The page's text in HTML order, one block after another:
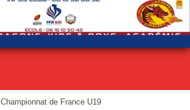
Championnat de France U19